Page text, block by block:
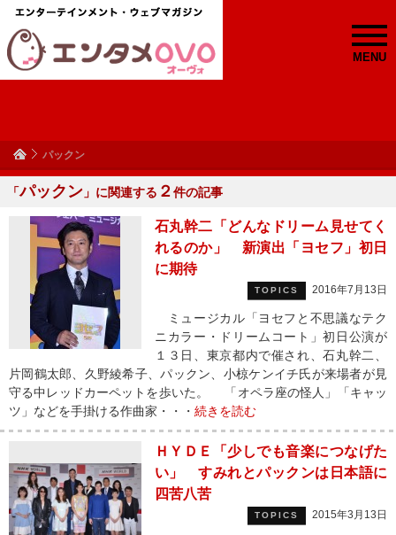
MENU
パックン
「パックン 」に関連する ２件の記事
石丸幹二「どんなドリーム見せてく
れるのか」 新演出「ヨセフ」初日
に期待
TOPICS 2016年7月13日
ミュージカル「ヨセフと不思議なテク
ニカラー・ドリームコート」初日公演が
１３日、東京都内で催され、石丸幹二、
片岡鶴太郎、久野綾希子、パックン、小椋ケンイチ氏が来場者が見
守る中レッドカーペットを歩いた。 「オペラ座の怪人」「キャッ
ツ」などを手掛ける作曲家・・・ 続きを読む
ＨＹＤＥ「少しでも音楽につなげた
い」 すみれとパックンは日本語に
四苦八苦
TOPICS 2015年3月13日